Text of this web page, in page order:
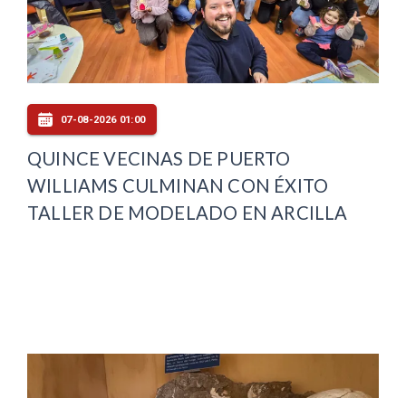
07-08-2026 01:00
QUINCE VECINAS DE PUERTO
WILLIAMS CULMINAN CON ÉXITO
TALLER DE MODELADO EN ARCILLA